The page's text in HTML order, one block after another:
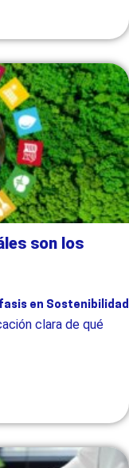
son los
en Sostenibilidad
clara de qué